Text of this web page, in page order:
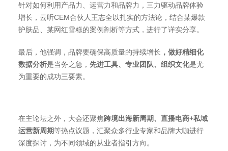
针对如何利用产品力、运营力和品牌力，三力驱动品牌体验
增长，云听CEM合伙人王志全以扎实的方法论，结合某爆款
护肤品、某网红雪糕的案例剖析等方式，进行了详实分享。
最后，他强调，品牌要确保高质量的持续增长 ，做好精细化
数据分析是当务之急， 先进工具、专业团队、组织文化是尤
为重要的成功三要素。
在主论坛之外，大会还聚焦跨境出海新周期、直播电商+私域
运营新周期等热点议题，汇聚众多行业专家和品牌大咖进行
深度探讨，为不同领域的从业者指引方向。